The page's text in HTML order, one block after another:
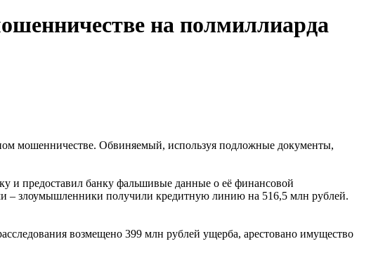
на полмиллиарда
мошенничестве. Обвиняемый, используя подложные документы,
и предоставил банку фальшивые данные о её финансовой
– злоумышленники получили кредитную линию на 516,5 млн рублей.
возмещено 399 млн рублей ущерба, арестовано имущество